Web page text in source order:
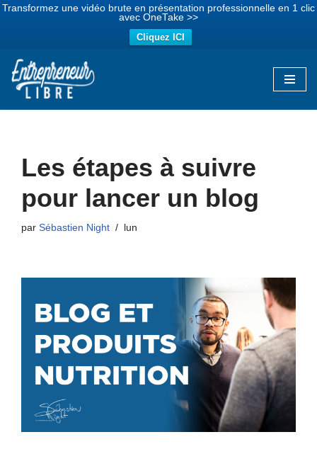
Transformez une vidéo brute en présentation professionnelle en 1 clic
avec OneTake >>
Cliquez ICI
Aller
Les étapes à suivre
pour lancer un blog
par Sébastien Night lun